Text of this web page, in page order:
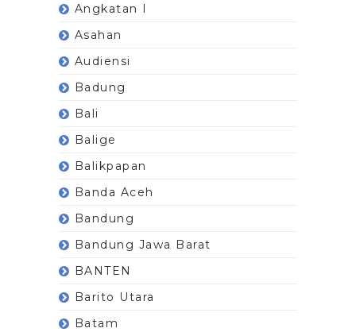
Angkatan I
Asahan
Audiensi
Badung
Bali
Balige
Balikpapan
Banda Aceh
Bandung
Bandung Jawa Barat
BANTEN
Barito Utara
Batam